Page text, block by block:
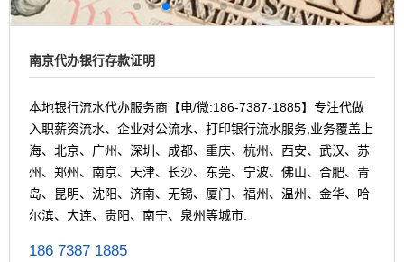
南京代办银行存款证明
本地银行流水代办服务商【电/微:186-7387-1885】专注代做
入职薪资流水、企业对公流水、打印银行流水服务,业务覆盖上
海、北京、广州、深圳、成都、重庆、杭州、西安、武汉、苏
州、郑州、南京、天津、长沙、东莞、宁波、佛山、合肥、青
岛、昆明、沈阳、济南、无锡、厦门、福州、温州、金华、哈
尔滨、大连、贵阳、南宁、泉州等城市.
186 7387 1885